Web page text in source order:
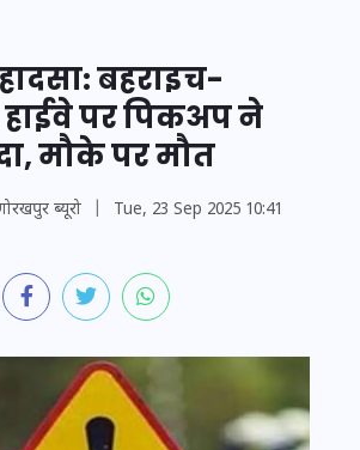
बहराइच-
पर पिकअप ने
मौके पर मौत
ब्यूरो
Tue, 23 Sep 2025 10:41